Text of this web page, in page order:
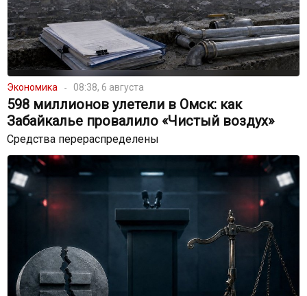
Экономика 08:38, 6 августа
598 миллионов улетели в Омск: как
Забайкалье провалило «Чистый воздух»
Средства перераспределены